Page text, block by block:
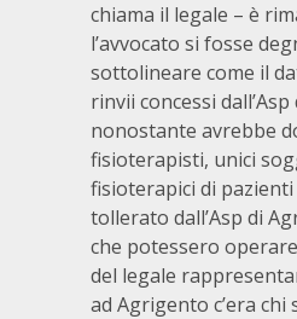
chiama il legale – è
l’avvocato si fosse
sottolineare come il
rinvii concessi
nonostante avrebbe
fisioterapisti, unici
fisioterapici di
tollerato dall’Asp di
che potessero
del legale
ad Agrigento c’era